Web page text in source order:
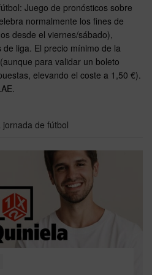
Juego de pronósticos sobre
normalmente los fines de
desde el viernes/sábado),
liga. El precio mínimo de la
para validar un boleto
elevando el coste a 1,50 €).
de fútbol